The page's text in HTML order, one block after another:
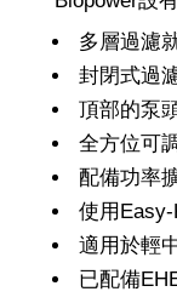
多層過濾
封閉式過
頂部的泵
全方位可
配備功率
使用
適用於輕
已配備